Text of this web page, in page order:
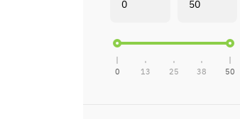
0 13 25 38 50